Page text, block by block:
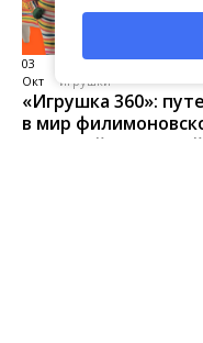
03
Окт
виртуальная галерея
игрушки
«Игрушка 360»:
в мир
тульской